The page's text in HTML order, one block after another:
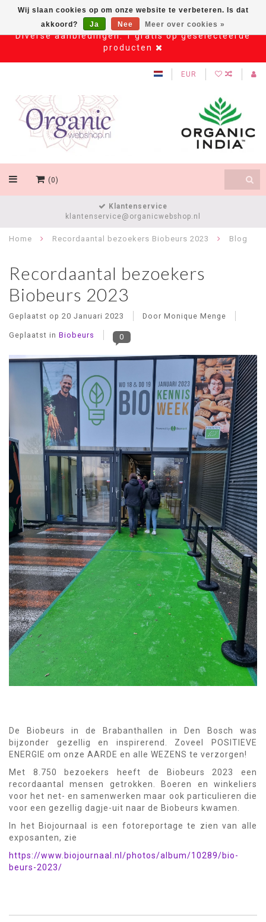
Diverse aanbiedingen: 1 gratis op geselecteerde
producten
EUR
(0)
Klantenservice
klantenservice@organicwebshop.nl
Home Recordaantal bezoekers Biobeurs 2023 Blog
Recordaantal bezoekers
Biobeurs 2023
Geplaatst op 20 Januari 2023 Door Monique Menge
Geplaatst in Biobeurs 0
De Biobeurs in de Brabanthallen in Den Bosch was
bijzonder gezellig en inspirerend. Zoveel POSITIEVE
ENERGIE om onze AARDE en alle WEZENS te verzorgen!
Met 8.750 bezoekers heeft de Biobeurs 2023 een
recordaantal mensen getrokken. Boeren en winkeliers
voor het net- en samenwerken maar ook particulieren die
voor een gezellig dagje-uit naar de Biobeurs kwamen.
In het Biojournaal is een fotoreportage te zien van alle
exposanten, zie
https://www.biojournaal.nl/photos/album/10289/bio-
beurs-2023/
Wij slaan cookies op om onze website te verbeteren. Is dat
akkoord?
Ja Nee Meer over cookies »